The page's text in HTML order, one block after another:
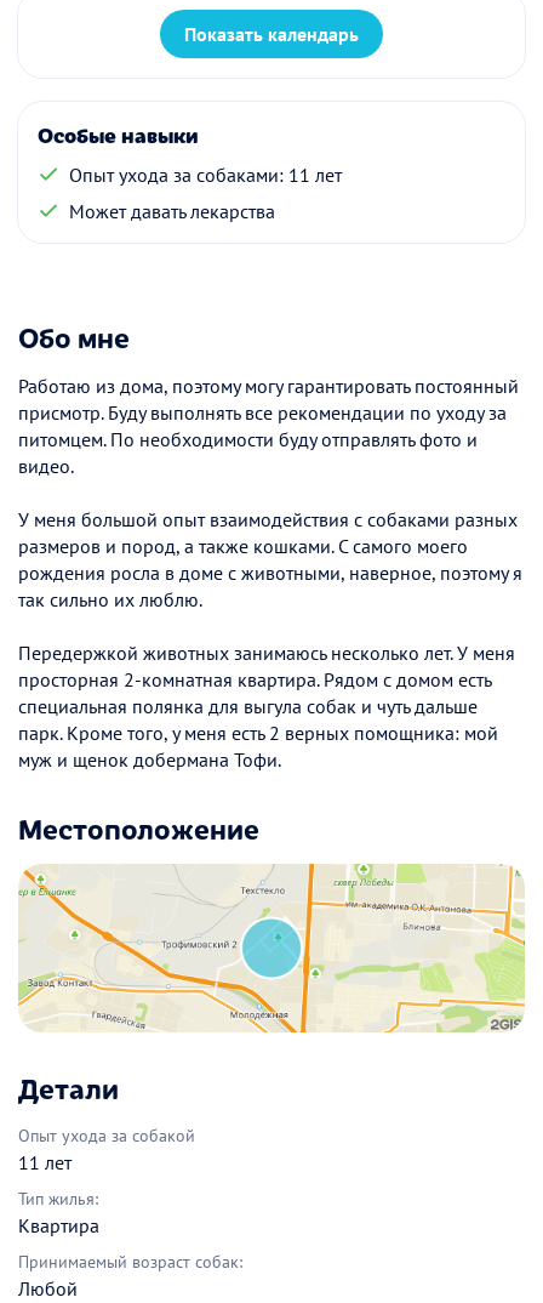
Показать календарь
Особые навыки
Опыт ухода за собаками: 11 лет
Может давать лекарства
Обо мне
Работаю из дома, поэтому могу гарантировать постоянный
присмотр. Буду выполнять все рекомендации по уходу за
питомцем. По необходимости буду отправлять фото и
видео.
У меня большой опыт взаимодействия с собаками разных
размеров и пород, а также кошками. С самого моего
рождения росла в доме с животными, наверное, поэтому я
так сильно их люблю.
Передержкой животных занимаюсь несколько лет. У меня
просторная 2-комнатная квартира. Рядом с домом есть
специальная полянка для выгула собак и чуть дальше
парк. Кроме того, у меня есть 2 верных помощника: мой
муж и щенок добермана Тофи.
Местоположение
Детали
Опыт ухода за собакой
11 лет
Тип жилья:
Квартира
Принимаемый возраст собак:
Любой